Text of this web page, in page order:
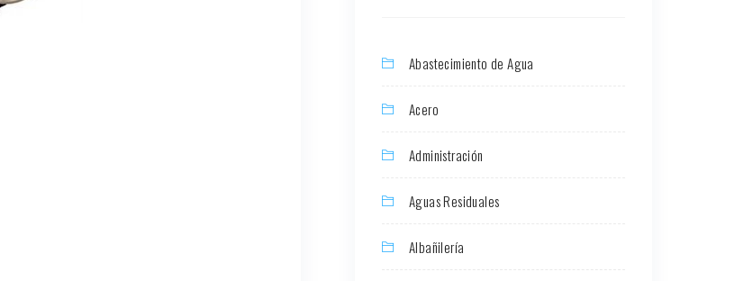
Abastecimiento de Agua
Acero
Administración
Aguas Residuales
Albañilería